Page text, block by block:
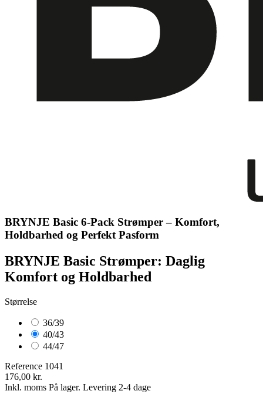
BRYNJE Basic 6-Pack Strømper – Komfort,
Holdbarhed og Perfekt Pasform
BRYNJE Basic Strømper: Daglig
Komfort og Holdbarhed
Størrelse
36/39
40/43
44/47
Reference 1041
176,00 kr.
Inkl. moms På lager. Levering 2-4 dage